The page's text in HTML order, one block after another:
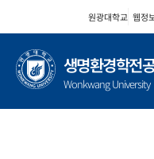
뛰
원광대학교 웹정
생명환경학전
Wonkwang University